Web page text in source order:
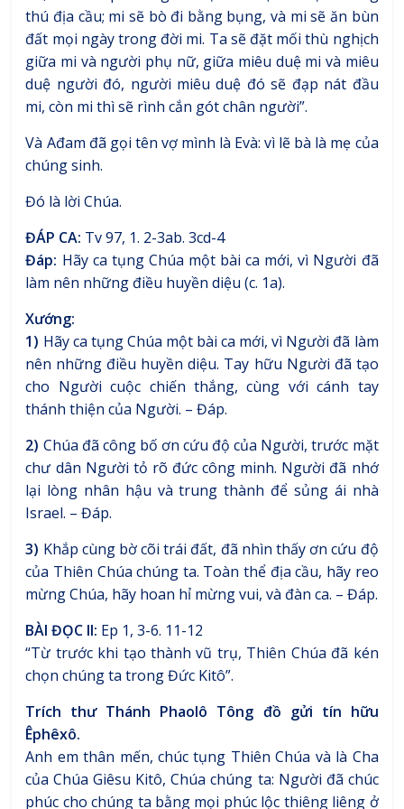
thú địa cầu; mi sẽ bò đi bằng bụng, và mi sẽ ăn bùn
đất mọi ngày trong đời mi. Ta sẽ đặt mối thù nghịch
giữa mi và người phụ nữ, giữa miêu duệ mi và miêu
duệ người đó, người miêu duệ đó sẽ đạp nát đầu
mi, còn mi thì sẽ rình cắn gót chân người”.
Và Ađam đã gọi tên vợ mình là Evà: vì lẽ bà là mẹ của
chúng sinh.
Đó là lời Chúa.
ĐÁP CA: Tv 97, 1. 2-3ab. 3cd-4
Đáp: Hãy ca tụng Chúa một bài ca mới, vì Người đã
làm nên những điều huyền diệu (c. 1a).
Xướng:
1) Hãy ca tụng Chúa một bài ca mới, vì Người đã làm
nên những điều huyền diệu. Tay hữu Người đã tạo
cho Người cuộc chiến thắng, cùng với cánh tay
thánh thiện của Người. – Đáp.
2) Chúa đã công bố ơn cứu độ của Người, trước mặt
chư dân Người tỏ rõ đức công minh. Người đã nhớ
lại lòng nhân hậu và trung thành để sủng ái nhà
Israel. – Đáp.
3) Khắp cùng bờ cõi trái đất, đã nhìn thấy ơn cứu độ
của Thiên Chúa chúng ta. Toàn thể địa cầu, hãy reo
mừng Chúa, hãy hoan hỉ mừng vui, và đàn ca. – Đáp.
BÀI ĐỌC II: Ep 1, 3-6. 11-12
“Từ trước khi tạo thành vũ trụ, Thiên Chúa đã kén
chọn chúng ta trong Đức Kitô”.
Trích thư Thánh Phaolô Tông đồ gửi tín hữu
Êphêxô.
Anh em thân mến, chúc tụng Thiên Chúa và là Cha
của Chúa Giêsu Kitô, Chúa chúng ta: Người đã chúc
phúc cho chúng ta bằng mọi phúc lộc thiêng liêng ở